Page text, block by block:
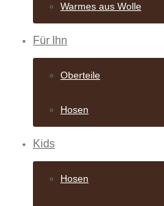
Warmes aus Wolle
Für Ihn
Oberteile
Hosen
Kids
Hosen